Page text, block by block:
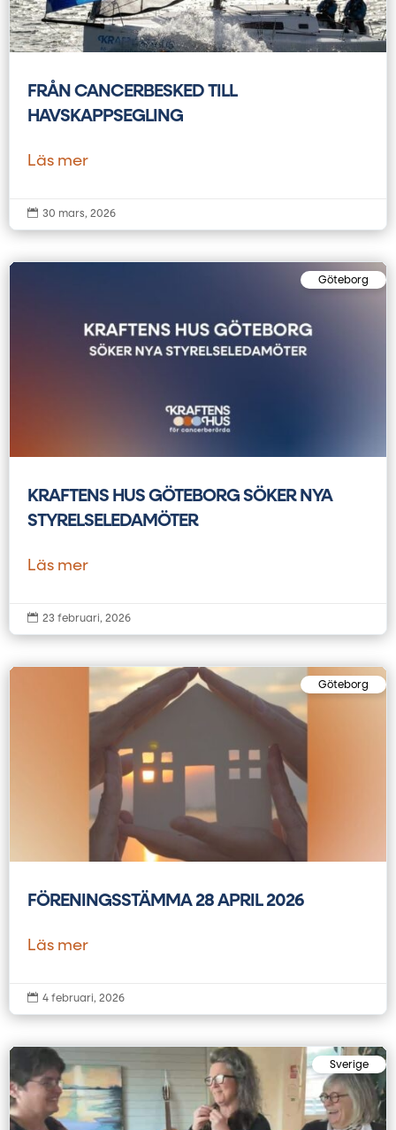
FRÅN CANCERBESKED TILL
HAVSKAPPSEGLING
Läs mer
 30 mars, 2026
Göteborg
KRAFTENS HUS GÖTEBORG SÖKER NYA
STYRELSELEDAMÖTER
Läs mer
 23 februari, 2026
Göteborg
FÖRENINGSSTÄMMA 28 APRIL 2026
Läs mer
 4 februari, 2026
Sverige